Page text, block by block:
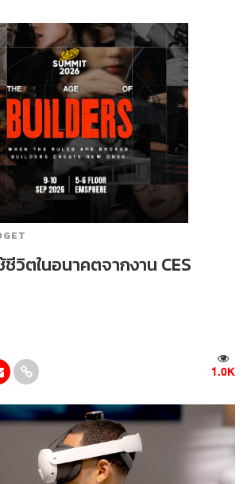
ชีวิตในอนาคตจากงาน CES
1.0K